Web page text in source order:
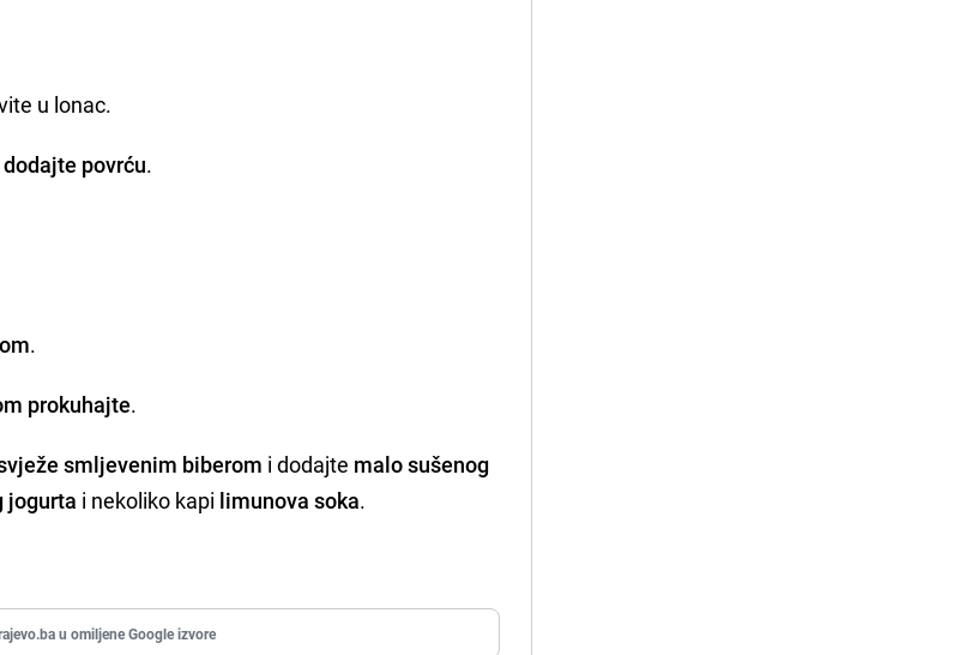
u lonac.
dodajte povrću.
.
prokuhajte.
smljevenim biberom i dodajte malo sušenog
jogurta i nekoliko kapi limunova soka.
u omiljene Google izvore